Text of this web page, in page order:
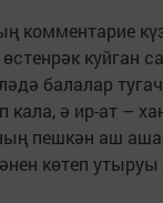
комментарие
куйган
балалар
кала, ә ир-ат –
пешкән аш
көтеп